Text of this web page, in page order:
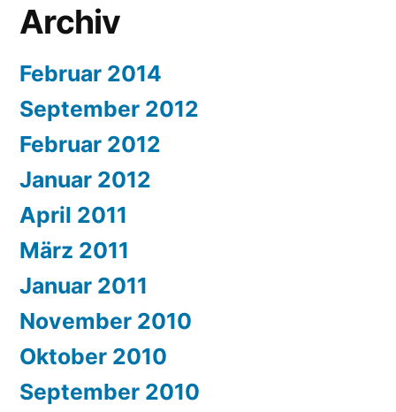
Archiv
Februar 2014
September 2012
Februar 2012
Januar 2012
April 2011
März 2011
Januar 2011
November 2010
Oktober 2010
September 2010